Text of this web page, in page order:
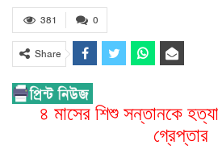
0
381
Share
৪ মাসের শিশু সন্তানকে
গ্রেপ্তার